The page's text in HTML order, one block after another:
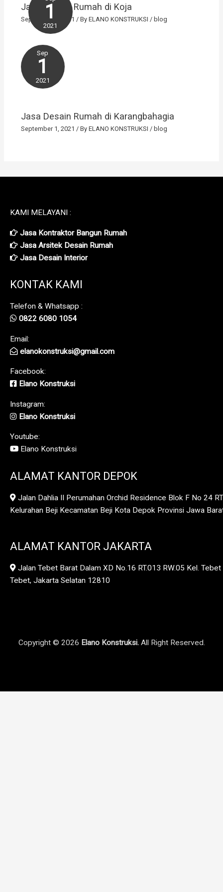
1
2021
Jasa Arsitek Rumah di Koja
September 1, 2021 / By ELANO KONSTRUKSI / blog
Sep
1
2021
Jasa Desain Rumah di Karangbahagia
September 1, 2021 / By ELANO KONSTRUKSI / blog
KAMI MELAYANI :
Jasa Kontraktor Bangun Rumah
Jasa Arsitek Desain Rumah
Jasa Desain Interior
KONTAK KAMI
Telefon & Whatsapp :
0822 6080 1054
Email:
elanokonstruksi@gmail.com
Facebook:
Elano Konstruksi
Instagram:
Elano Konstruksi
Youtube:
Elano Konstruksi
ALAMAT KANTOR DEPOK
Jalan Dahlia II Perumahan Orchid Residence Blok F No 24
Kelurahan Beji Kecamatan Beji Kota Depok Provinsi Jawa
ALAMAT KANTOR JAKARTA
Jalan Tebet Barat Dalam XD No.16 RT.013 RW.05 Kel.
Tebet, Jakarta Selatan 12810
Copyright © 2026 Elano Konstruksi.All Right Reserved.